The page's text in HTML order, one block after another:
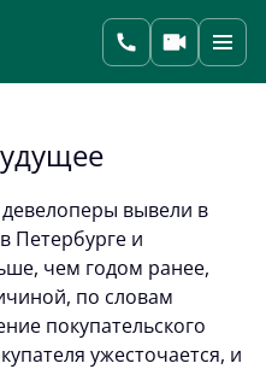
девелоперы вывели в
Петербурге и
чем годом ранее,
по словам
покупательского
ужесточается, и